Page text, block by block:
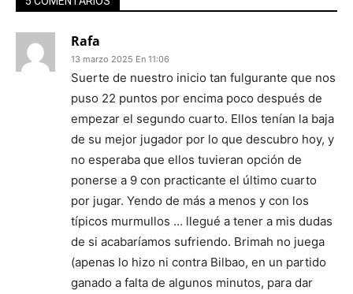
Rafa
13 marzo 2025 En 11:06
Suerte de nuestro inicio tan fulgurante que nos
puso 22 puntos por encima poco después de
empezar el segundo cuarto. Ellos tenían la baja
de su mejor jugador por lo que descubro hoy, y
no esperaba que ellos tuvieran opción de
ponerse a 9 con practicante el último cuarto
por jugar. Yendo de más a menos y con los
típicos murmullos … llegué a tener a mis dudas
de si acabaríamos sufriendo. Brimah no juega
(apenas lo hizo ni contra Bilbao, en un partido
ganado a falta de algunos minutos, para dar